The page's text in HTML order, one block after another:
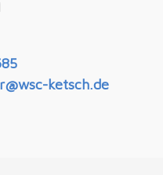
ketsch.de